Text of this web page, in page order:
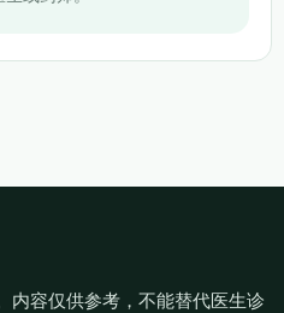
内容仅供参考，不能替代医生诊